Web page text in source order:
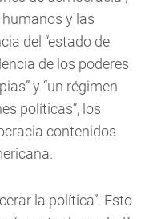
humanos y las
del “estado de
de los poderes
y “un régimen
políticas”, los
contenidos
la política”. Esto